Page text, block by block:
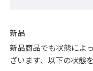
新品
新品商品でも状態によ
ざいます、以下の状態